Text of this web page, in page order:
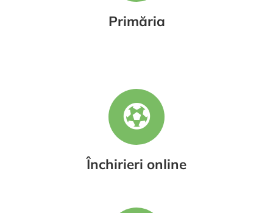
Primăria
Închirieri online